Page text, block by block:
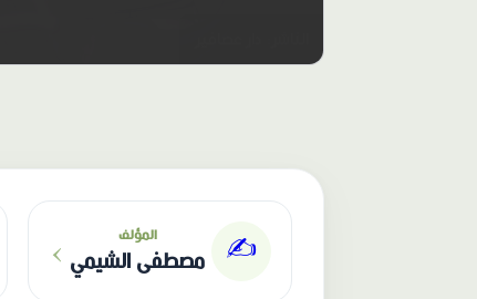
✍️ المؤلف
مصطفى الشيمي ›